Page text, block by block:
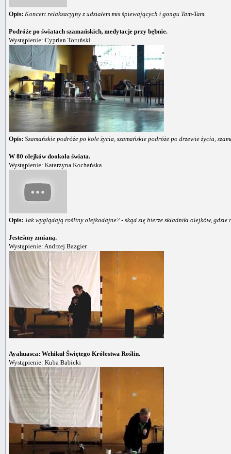
Opis: Koncert relaksacyjny z udziałem mis śpiewających i gongu Tam-Tam.
Podróże po światach szamańskich, medytacje przy bębnie.
Wystąpienie: Cyprian Toruński
Opis: Szamańskie podróże po kole życia, szamańskie podróże po drzewie życia,
W 80 olejków dookoła świata.
Wystąpienie: Katarzyna Kochańska
Opis: Jak wyglądają rośliny olejkodajne? - skąd się bierze składniki olejków,
Jesteśmy zmianą.
Wystąpienie: Andrzej Bazgier
Ayahuasca: Wehikuł Świętego Królestwa Roślin.
Wystąpienie: Kuba Babicki